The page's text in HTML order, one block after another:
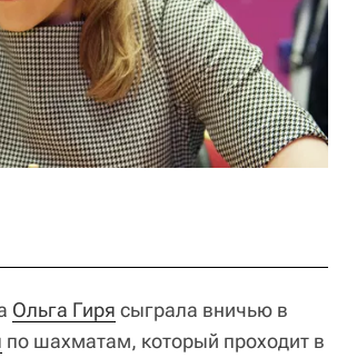
Ольга Гиря сыграла вничью в
по шахматам, который проходит в